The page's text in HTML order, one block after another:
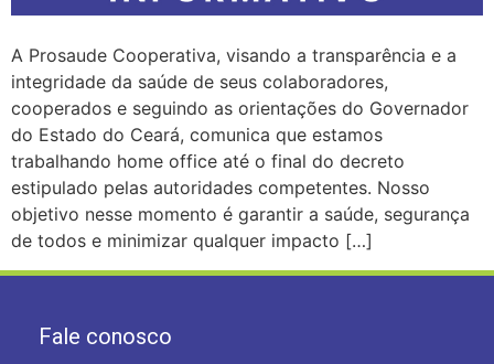
A Prosaude Cooperativa, visando a transparência e a
integridade da saúde de seus colaboradores,
cooperados e seguindo as orientações do Governador
do Estado do Ceará, comunica que estamos
trabalhando home office até o final do decreto
estipulado pelas autoridades competentes. Nosso
objetivo nesse momento é garantir a saúde, segurança
de todos e minimizar qualquer impacto […]
Fale conosco